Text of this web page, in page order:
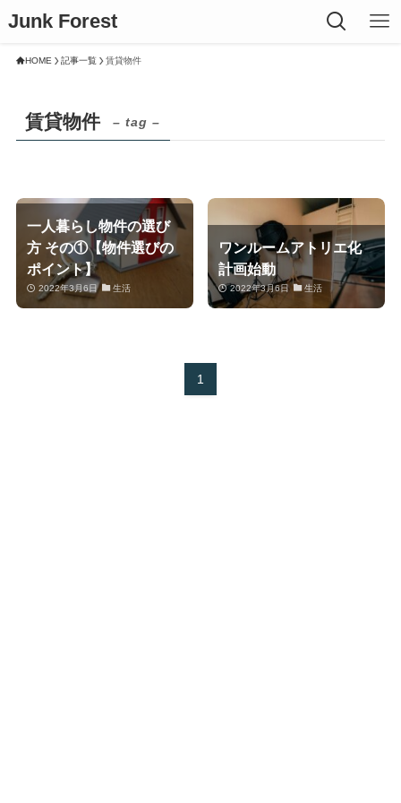
Junk Forest
HOME 記事一覧 賃貸物件
賃貸物件 – tag –
一人暮らし物件の選び
方 その①【物件選びの
ポイント】
2022年3月6日 生活
ワンルームアトリエ化
計画始動
2022年3月6日 生活
1